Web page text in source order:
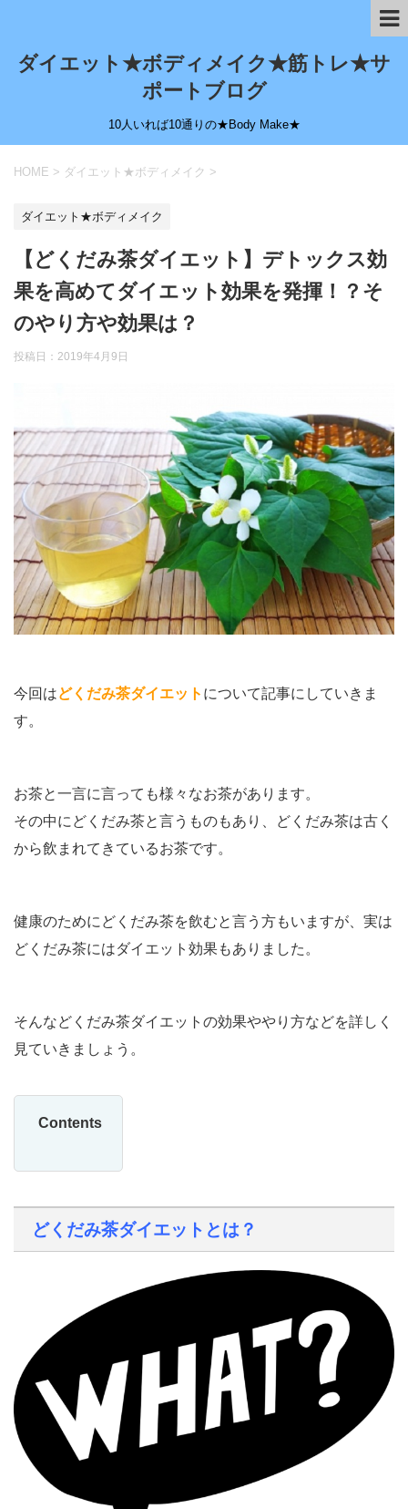
ダイエット★ボディメイク★筋トレ★サ
ポートブログ
10人いれば10通りの★Body Make★
HOME > ダイエット★ボディメイク >
ダイエット★ボディメイク
【どくだみ茶ダイエット】デトックス効
果を高めてダイエット効果を発揮！？そ
のやり方や効果は？
投稿日： 2019年4月9日
今回はどくだみ茶ダイエット について記事にしていきま
す。
お茶と一言に言っても様々なお茶があります。
その中にどくだみ茶と言うものもあり、どくだみ茶は古く
から飲まれてきているお茶です。
健康のためにどくだみ茶を飲むと言う方もいますが、実は
どくだみ茶にはダイエット効果もありました。
そんなどくだみ茶ダイエットの効果ややり方などを詳しく
見ていきましょう。
Contents
どくだみ茶ダイエットとは？